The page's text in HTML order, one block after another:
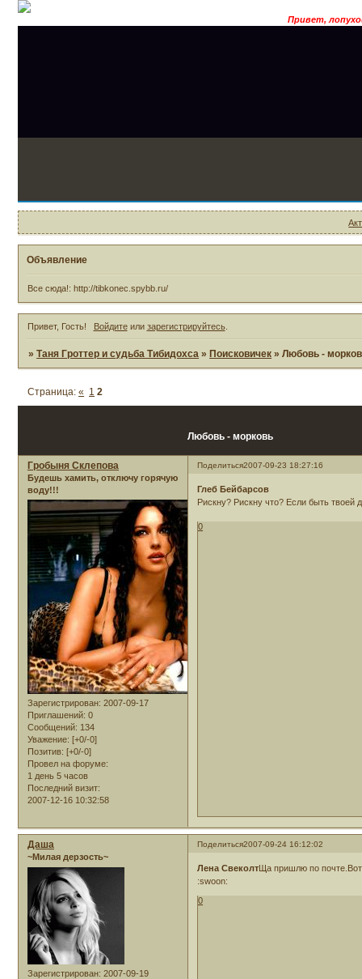
Привет, лопухоид!
Объявление
Все сюда!: http://tibkonec.spybb.ru/
Привет, Гость! Войдитеили зарегистрируйтесь.
»Таня Гроттер и судьба Тибидохса »Поисковичек »Любовь -
Любовь - морковь
Страница:« 1 2
Поделиться2007-09-23 18:27:16
Гробыня Склепова
Будешь хамить, отключу горячую
воду!!!
Зарегистрирован: 2007-09-17
Приглашений: 0
Сообщений: 134
Уважение: [+0/-0]
Позитив: [+0/-0]
Провел на форуме:
1 день 5 часов
Последний визит:
2007-12-16 10:32:58
Глеб Бейбарсов
Рискну? Рискну что? Если быть твоей
0
Поделиться2007-09-24 16:12:02
Даша
~Милая дерзость~
Зарегистрирован: 2007-09-19
Лена СвеколтЩа пришлю по
:swoon:
0